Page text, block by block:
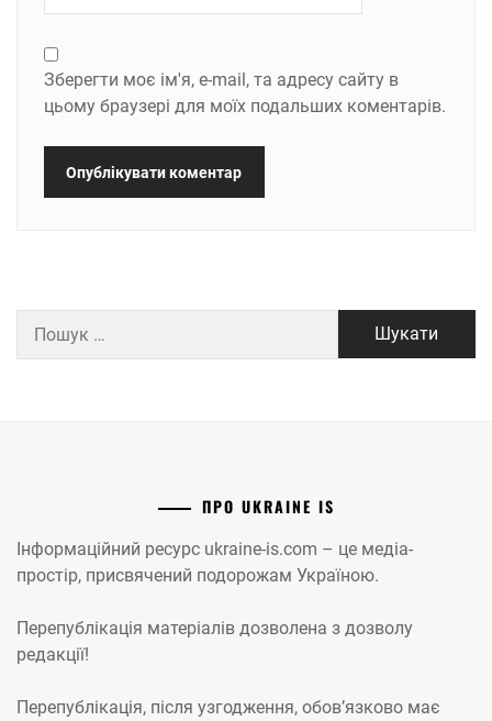
Зберегти моє ім'я, e-mail, та адресу сайту в
цьому браузері для моїх подальших коментарів.
ПРО UKRAINE IS
Інформаційний ресурс ukraine-is.com – це медіа-
простір, присвячений подорожам Україною.
Перепублікація матеріалів дозволена з дозволу
редакції!
Перепублікація, після узгодження, обов’язково має